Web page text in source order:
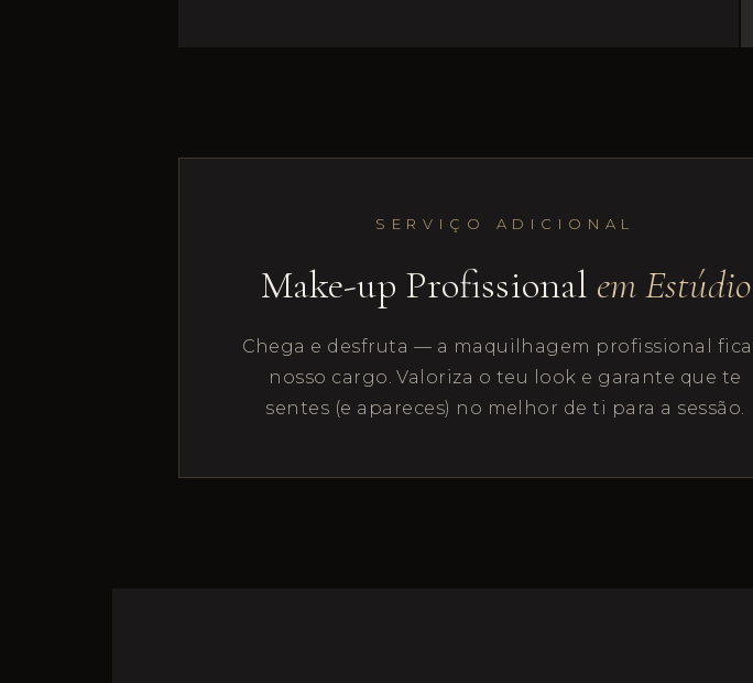
SERVIÇO ADICIONAL
Make-up Profissional em Estúdio
Chega e desfruta — a maquilhagem profissional fica
nosso cargo. Valoriza o teu look e garante que te
sentes (e apareces) no melhor de ti para a sessão.